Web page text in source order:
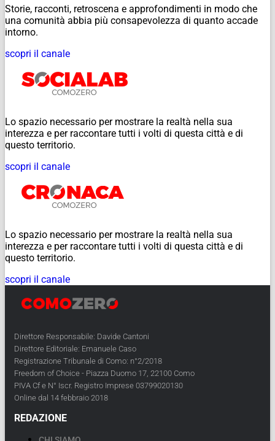
Storie, racconti, retroscena e approfondimenti in modo che
una comunità abbia più consapevolezza di quanto accade
intorno.
scopri il canale
Lo spazio necessario per mostrare la realtà nella sua
interezza e per raccontare tutti i volti di questa città e di
questo territorio.
scopri il canale
Lo spazio necessario per mostrare la realtà nella sua
interezza e per raccontare tutti i volti di questa città e di
questo territorio.
scopri il canale
Direttore Responsabile: Davide Cantoni
Direttore Editoriale: Emanuele Caso
Registrazione Tribunale di Como: n°2/2018
Freedom of Choice - Piazza Duomo 17, 22100 Como
PIVA Cf e N° Iscr. Registro Imprese 03799020130
Online dal 14 febbraio 2018
REDAZIONE